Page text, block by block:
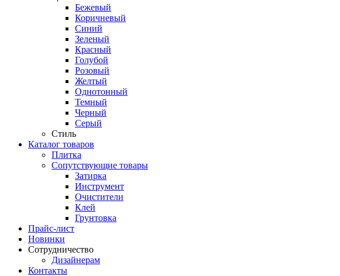
Бежевый
Коричневый
Синий
Зеленый
Красный
Голубой
Розовый
Желтый
Однотонный
Темный
Черный
Серый
Стиль
Каталог товаров
Плитка
Сопутствующие товары
Затирка
Инструмент
Очистители
Клей
Грунтовка
Прайс-лист
Новинки
Сотрудничество
Дизайнерам
Контакты